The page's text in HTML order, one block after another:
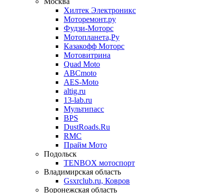
Хилтек Электроникс
Моторемонт.ру
Фудзи-Моторс
Мотопланета,Ру
Казакофф Моторс
Мотовитрина
Quad Moto
ABCmoto
AES-Moto
altig.ru
13-lab.ru
Мультипасс
BPS
DustRoads.Ru
RMC
Прайм Мото
Подольск
TENBOX мотоспорт
Владимирская область
Gsxrclub.ru, Ковров
Воронежская область